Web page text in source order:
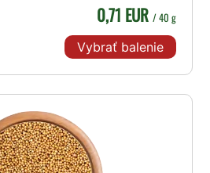
0,71 EUR / 40 g
Vybrať balenie